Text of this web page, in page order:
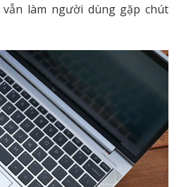
làm người dùng gặp chút